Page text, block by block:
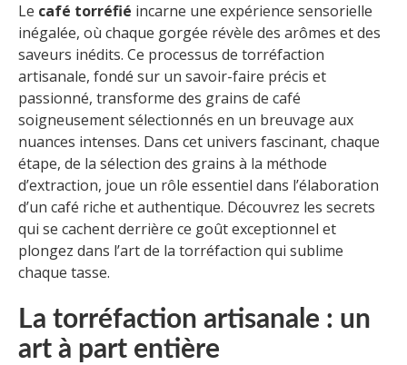
Le café torréfié incarne une expérience sensorielle
inégalée, où chaque gorgée révèle des arômes et des
saveurs inédits. Ce processus de torréfaction
artisanale, fondé sur un savoir-faire précis et
passionné, transforme des grains de café
soigneusement sélectionnés en un breuvage aux
nuances intenses. Dans cet univers fascinant, chaque
étape, de la sélection des grains à la méthode
d’extraction, joue un rôle essentiel dans l’élaboration
d’un café riche et authentique. Découvrez les secrets
qui se cachent derrière ce goût exceptionnel et
plongez dans l’art de la torréfaction qui sublime
chaque tasse.
La torréfaction artisanale : un
art à part entière